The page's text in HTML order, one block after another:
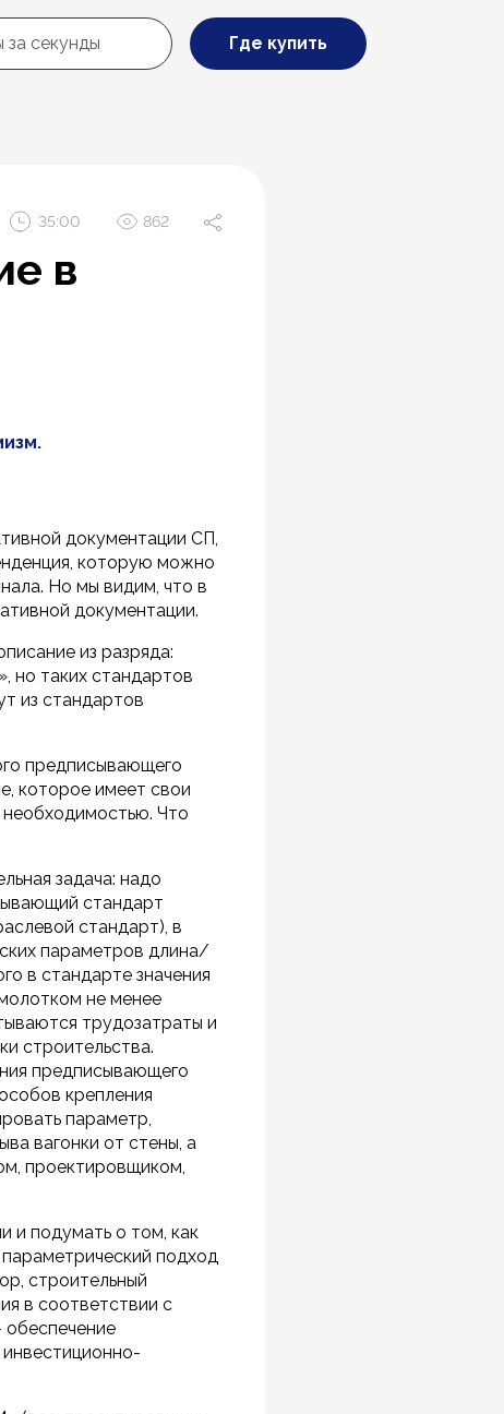
Где купить
35:00 862
в
документации СП,
которую можно
Но мы видим, что в
документации.
из разряда:
но таких стандартов
из стандартов
предписывающего
которое имеет свои
Что
задача: надо
стандарт
стандарт), в
параметров длина/
в стандарте значения
не менее
трудозатраты и
строительства.
предписывающего
крепления
параметр,
вагонки от стены, а
проектировщиком,
и подумать о том, как
подход
строительный
в соответствии с